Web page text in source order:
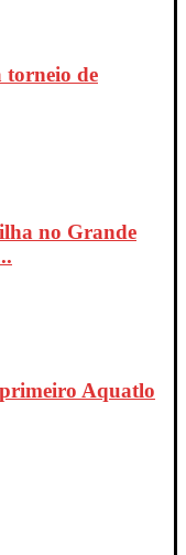
torneio de
no Grande
Aquatlo